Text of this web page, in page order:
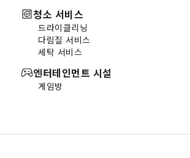
청소 서비스
드라이클리닝
다림질 서비스
세탁 서비스
엔터테인먼트 시설
게임방